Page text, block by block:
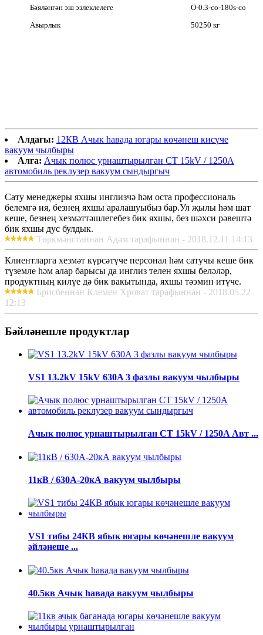
Бәяләнгән эш эзлеклелеге
O-0.3-co-180s-co
Авырлык
50250 кг
Алдагы: 12КВ Ачык һавада югары көчәнеш кисүче
вакуум чылбыры
Алга: Ачык полюс урнаштырылган CT 15kV / 1250A
автомобиль реклузер вакуум сындыргыч
Сату менеджеры яхшы инглизчә һәм оста профессиональ
белемгә ия, безнең яхшы аралашуыбыз бар.Ул җылы һәм шат
кеше, безнең хезмәттәшлегебез бик яхшы, без шәхси рәвештә
бик яхшы дус булдык.
Төркмәнстаннан Адәм тарафыннан - 2018.12.11 14:13
Клиентларга хезмәт күрсәтүче персонал һәм сатучы кеше бик
түземле һәм алар барысы да инглиз телен яхшы беләләр,
продуктның килүе дә бик вакытында, яхшы тәэмин итүче.
Брисбеннан Клемен Хроват тарафыннан - 2018.05.22
12:13
Бәйләнешле продуктлар
VS1 13.2kV ​​15kV 630A 3 фазлы вакуум чылбыры
Ачык полюс урнаштырылган CT 15kV / 1250A Авт ...
11кВ / 630А-20кА вакуум чылбыры
VS1 тибы 24КВ ябык югары көчәнешле вакуум
әйләнеше ...
40.5кв Ачык һавада вакуум чылбыры